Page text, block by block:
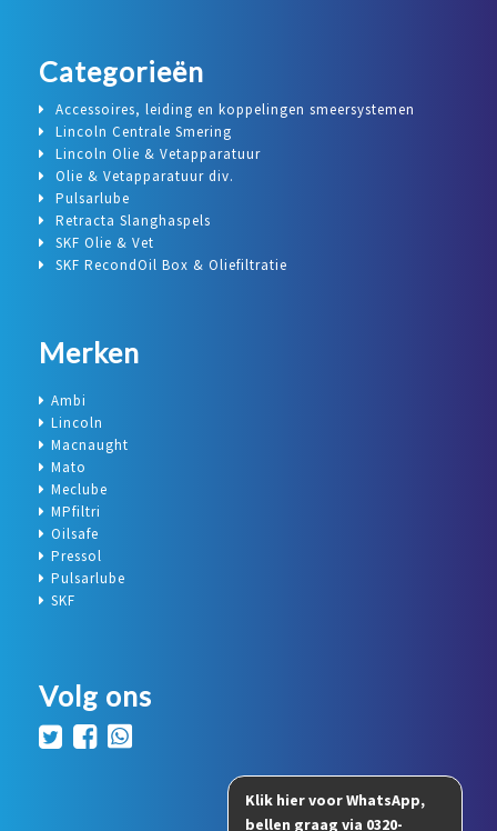
Categorieën
Accessoires, leiding en koppelingen smeersystemen
Lincoln Centrale Smering
Lincoln Olie & Vetapparatuur
Olie & Vetapparatuur div.
Pulsarlube
Retracta Slanghaspels
SKF Olie & Vet
SKF RecondOil Box & Oliefiltratie
Merken
Ambi
Lincoln
Macnaught
Mato
Meclube
MPfiltri
Oilsafe
Pressol
Pulsarlube
SKF
Volg ons